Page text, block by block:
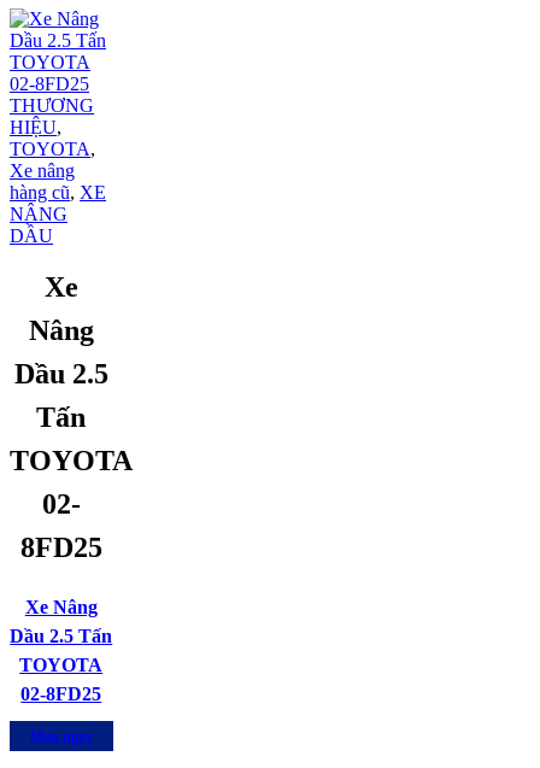
THƯƠNG
HIỆU,
TOYOTA,
Xe nâng
hàng cũ, XE
NÂNG
DẦU
Xe
Nâng
Dầu 2.5
Tấn
TOYOTA
02-
8FD25
Xe Nâng
Dầu 2.5 Tấn
TOYOTA
02-8FD25
Mua ngay